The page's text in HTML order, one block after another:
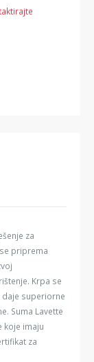
za
priprema
Krpa se
superiorne
Suma Lavette
koje imaju
za